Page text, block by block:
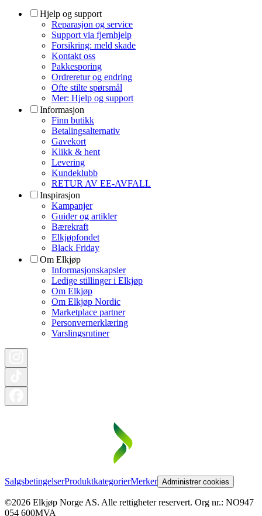
Hjelp og support
Reparasjon og service
Support via fjernhjelp
Forsikring: meld skade
Kontakt oss
Pakkesporing
Ordreretur og endring
Ofte stilte spørsmål
Mer: Hjelp og support
Informasjon
Finn butikk
Betalingsalternativ
Gavekort
Klikk & hent
Levering
Kundeklubb
RETUR AV EE-AVFALL
Inspirasjon
Kampanjer
Guider og artikler
Bærekraft
Elkjøpfondet
Black Friday
Om Elkjøp
Informasjonskapsler
Ledige stillinger i Elkjøp
Om Elkjøp
Om Elkjøp Nordic
Marketplace partner
Personvernerklæring
Varslingsrutiner
SalgsbetingelserProduktkategorierMerker Administrer cookies
©2026 Elkjøp Norge AS. Alle rettigheter reservert. Org nr.: NO947
054 600MVA